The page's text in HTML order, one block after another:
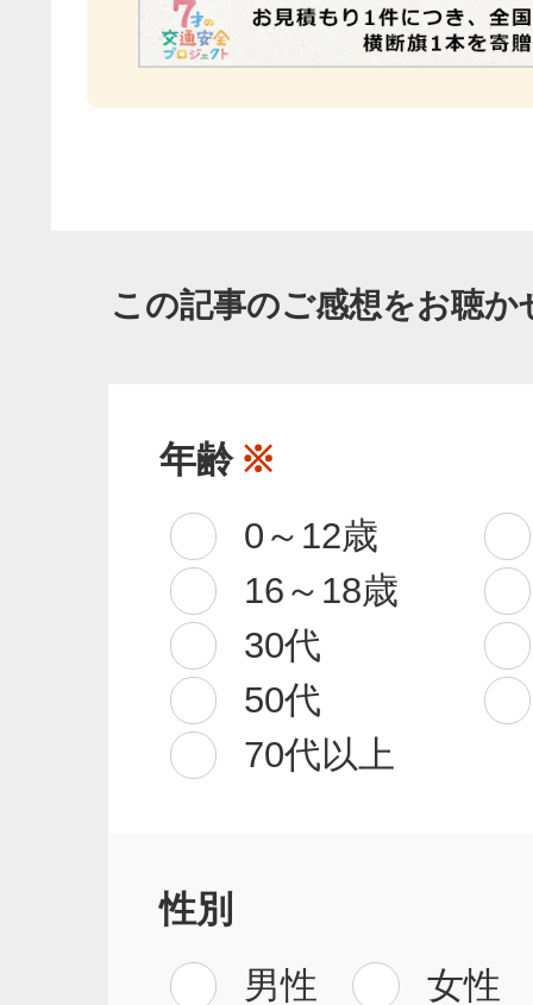
この記事のご感想をお聴か
年齢 ※
0～12歳
16～18歳
30代
50代
70代以上
性別
男性
女性